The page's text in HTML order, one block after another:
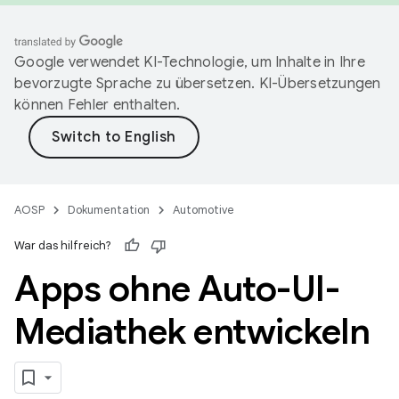
Google verwendet KI-Technologie, um Inhalte in Ihre
bevorzugte Sprache zu übersetzen. KI-Übersetzungen
können Fehler enthalten.
AOSP Dokumentation Automotive
War das hilfreich?
Apps ohne Auto-UI-
Mediathek entwickeln